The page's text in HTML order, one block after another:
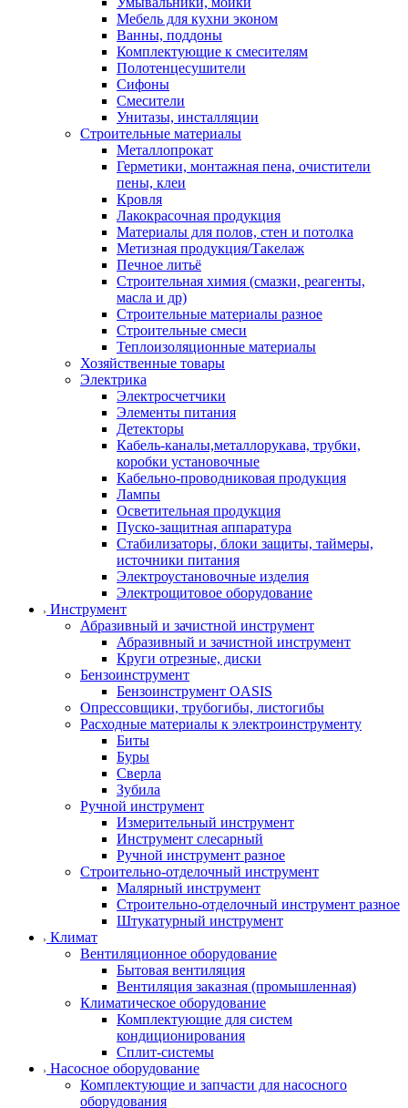
Мебель для кухни эконом
Ванны, поддоны
Комплектующие к смесителям
Полотенцесушители
Сифоны
Смесители
Унитазы, инсталляции
Строительные материалы
Металлопрокат
Герметики, монтажная пена, очистители
пены, клеи
Кровля
Лакокрасочная продукция
Материалы для полов, стен и потолка
Метизная продукция/Такелаж
Печное литьё
Строительная химия (смазки, реагенты,
масла и др)
Строительные материалы разное
Строительные смеси
Теплоизоляционные материалы
Хозяйственные товары
Электрика
Электросчетчики
Элементы питания
Детекторы
Кабель-каналы,металлорукава, трубки,
коробки установочные
Кабельно-проводниковая продукция
Лампы
Осветительная продукция
Пуско-защитная аппаратура
Стабилизаторы, блоки защиты, таймеры,
источники питания
Электроустановочные изделия
Электрощитовое оборудование
Инструмент
Абразивный и зачистной инструмент
Абразивный и зачистной инструмент
Круги отрезные, диски
Бензоинструмент
Бензоинструмент OASIS
Опрессовщики, трубогибы, листогибы
Расходные материалы к электроинструменту
Биты
Буры
Сверла
Зубила
Ручной инструмент
Измерительный инструмент
Инструмент слесарный
Ручной инструмент разное
Строительно-отделочный инструмент
Малярный инструмент
Строительно-отделочный инструмент разное
Штукатурный инструмент
Климат
Вентиляционное оборудование
Бытовая вентиляция
Вентиляция заказная (промышленная)
Климатическое оборудование
Комплектующие для систем
кондиционирования
Сплит-системы
Насосное оборудование
Комплектующие и запчасти для насосного
оборудования